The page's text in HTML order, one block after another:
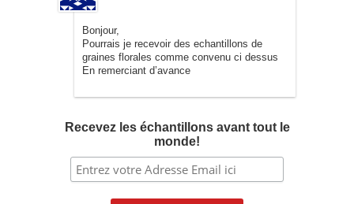
Bonjour,
Pourrais je recevoir des echantillons de
graines florales comme convenu ci dessus
En remerciant d’avance
Recevez les échantillons avant tout le
monde!